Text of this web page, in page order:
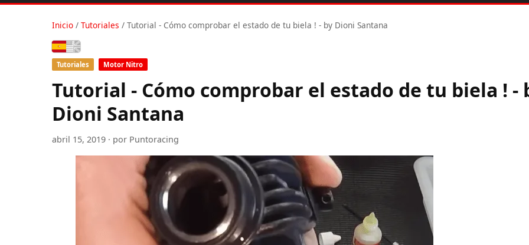
Inicio / Tutoriales / Tutorial - Cómo comprobar el estado de tu biela ! - by Dioni Santana
Español
Tutoriales Motor Nitro
Tutorial - Cómo comprobar el estado de tu biela ! -
Dioni Santana
abril 15, 2019 · por Puntoracing